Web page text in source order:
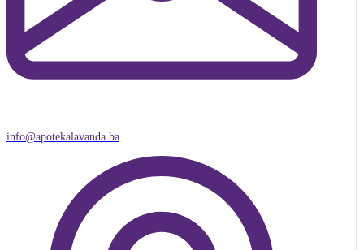
info@apotekalavanda.ba